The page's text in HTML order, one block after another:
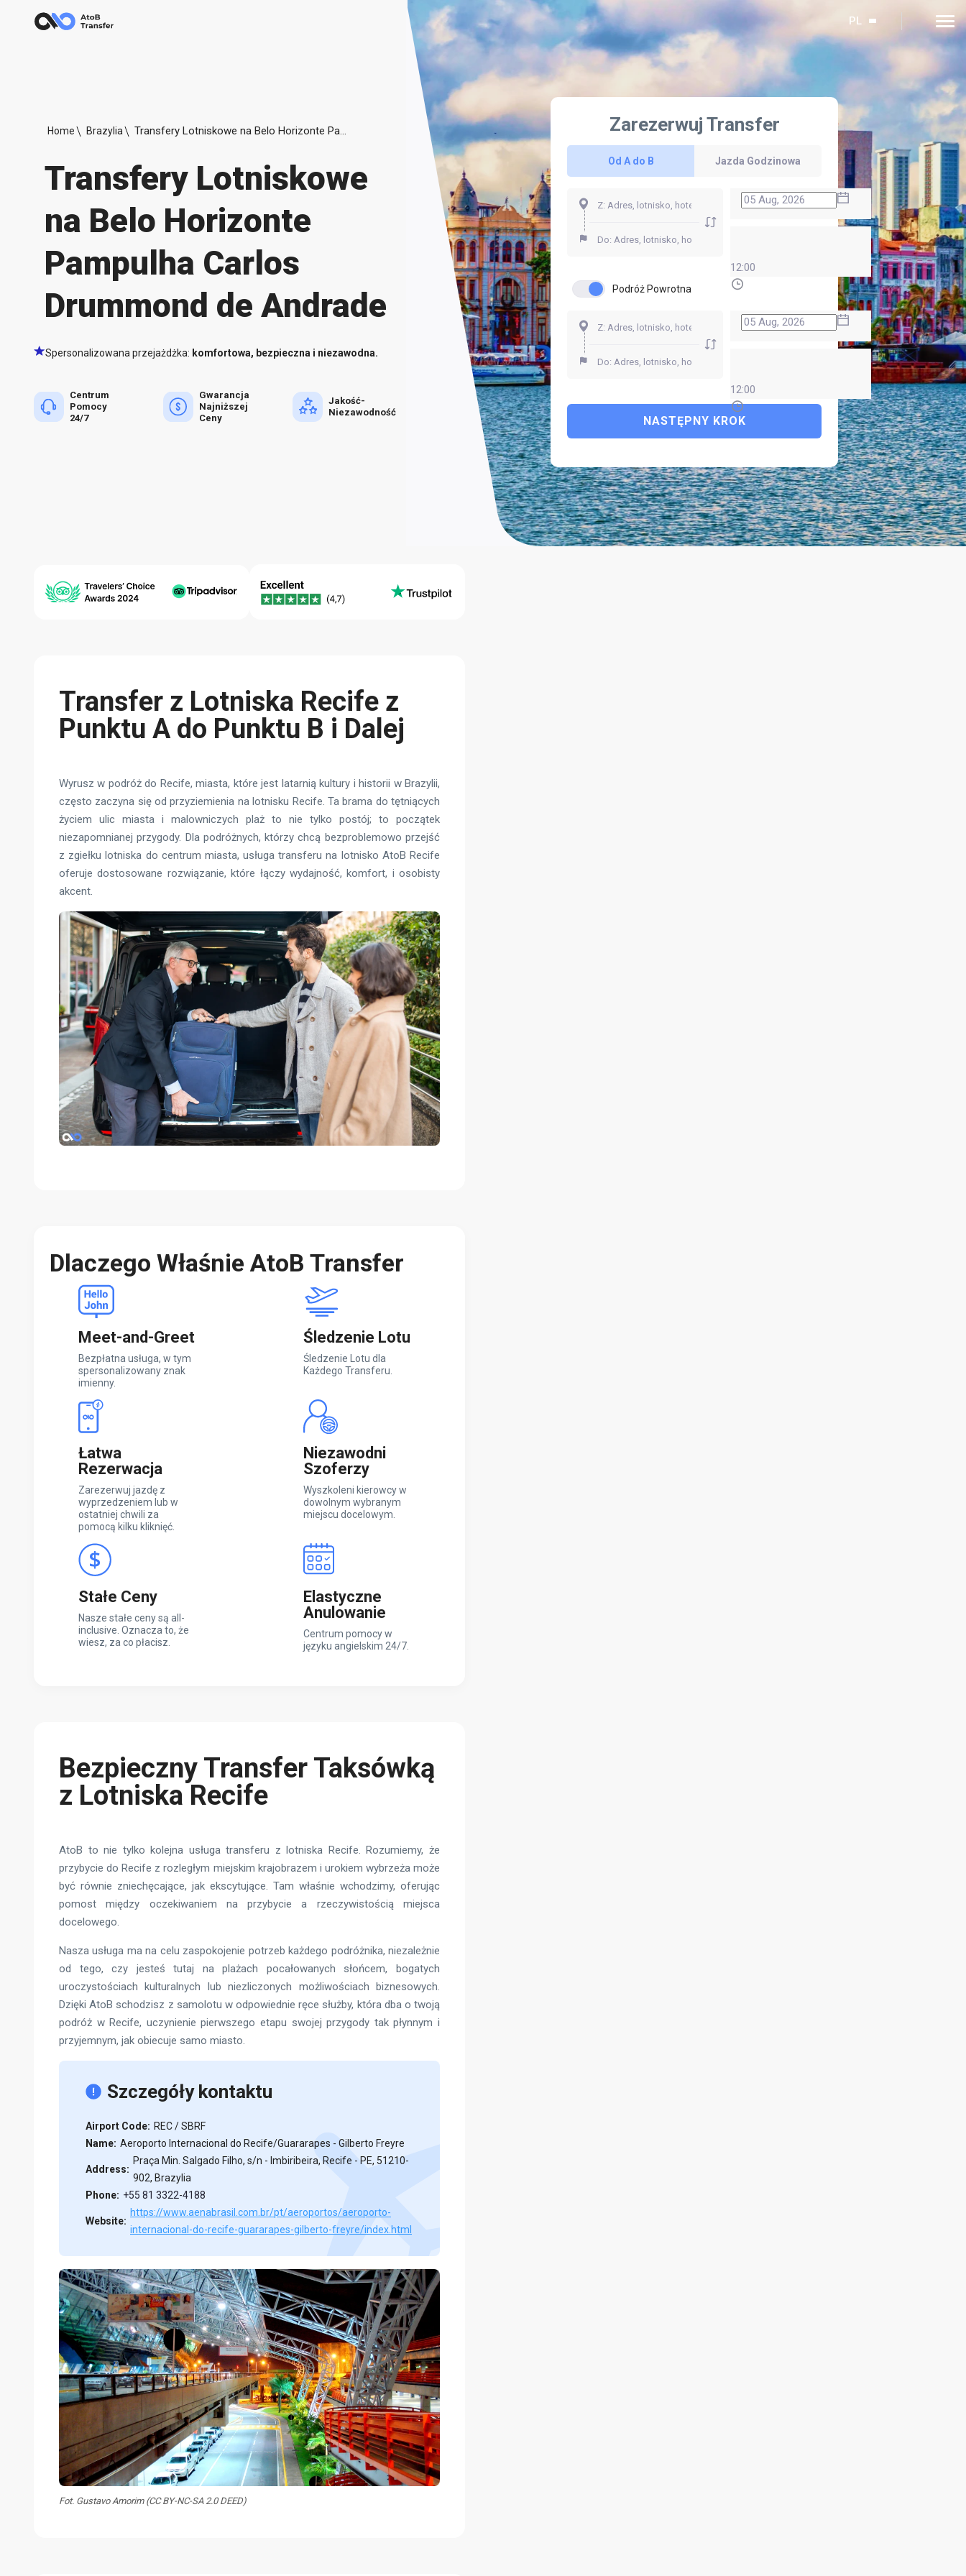
PL
Home Brazylia Transfery Lotniskowe na Belo Horizonte Pampulha Carlos Drummond de Andrade
Transfery Lotniskowe
na Belo Horizonte
Pampulha Carlos
Drummond de Andrade
Spersonalizowana przejażdżka: komfortowa, bezpieczna i niezawodna.
Centrum
Pomocy
24/7
Gwarancja
Najniższej
Ceny
Jakość-
Niezawodność
Zarezerwuj Transfer
Od A do B Jazda Godzinowa
12:00
Podróż Powrotna
12:00
NASTĘPNY KROK
Transfer z Lotniska Recife z
Punktu A do Punktu B i Dalej
Wyrusz w podróż do Recife, miasta, które jest latarnią kultury i historii w Brazylii,
często zaczyna się od przyziemienia na lotnisku Recife. Ta brama do tętniących
życiem ulic miasta i malowniczych plaż to nie tylko postój; to początek
niezapomnianej przygody. Dla podróżnych, którzy chcą bezproblemowo przejść
z zgiełku lotniska do centrum miasta, usługa transferu na lotnisko AtoB Recife
oferuje dostosowane rozwiązanie, które łączy wydajność, komfort, i osobisty
akcent.
Dlaczego Właśnie AtoB Transfer
Meet-and-Greet
Bezpłatna usługa, w tym
spersonalizowany znak
imienny.
Śledzenie Lotu
Śledzenie Lotu dla
Każdego Transferu.
Łatwa
Rezerwacja
Zarezerwuj jazdę z
wyprzedzeniem lub w
ostatniej chwili za
pomocą kilku kliknięć.
Niezawodni
Szoferzy
Wyszkoleni kierowcy w
dowolnym wybranym
miejscu docelowym.
Stałe Ceny
Nasze stałe ceny są all-
inclusive. Oznacza to, że
wiesz, za co płacisz.
Elastyczne
Anulowanie
Centrum pomocy w
języku angielskim 24/7.
Bezpieczny Transfer Taksówką
z Lotniska Recife
AtoB to nie tylko kolejna usługa transferu z lotniska Recife. Rozumiemy, że
przybycie do Recife z rozległym miejskim krajobrazem i urokiem wybrzeża może
być równie zniechęcające, jak ekscytujące. Tam właśnie wchodzimy, oferując
pomost między oczekiwaniem na przybycie a rzeczywistością miejsca
docelowego.
Nasza usługa ma na celu zaspokojenie potrzeb każdego podróżnika, niezależnie
od tego, czy jesteś tutaj na plażach pocałowanych słońcem, bogatych
uroczystościach kulturalnych lub niezliczonych możliwościach biznesowych.
Dzięki AtoB schodzisz z samolotu w odpowiednie ręce służby, która dba o twoją
podróż w Recife, uczynienie pierwszego etapu swojej przygody tak płynnym i
przyjemnym, jak obiecuje samo miasto.
Szczegóły kontaktu
Airport Code: REC / SBRF
Name: Aeroporto Internacional do Recife/Guararapes - Gilberto Freyre
Address:
Praça Min. Salgado Filho, s/n - Imbiribeira, Recife - PE, 51210-
902, Brazylia
Phone: +55 81 3322-4188
Website:
https://www.aenabrasil.com.br/pt/aeroportos/aeroporto-
internacional-do-recife-guararapes-gilberto-freyre/index.html
Fot. Gustavo Amorim (CC BY-NC-SA 2.0 DEED)